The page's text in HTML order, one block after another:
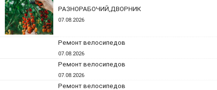
РАЗНОРАБОЧИЙ,ДВОРНИК
07.08.2026
Ремонт велосипедов
07.08.2026
Ремонт велосипедов
07.08.2026
Ремонт велосипедов